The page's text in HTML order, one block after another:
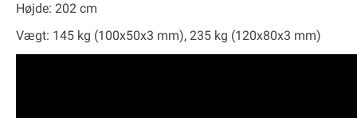
Højde: 202 cm
Vægt: 145 kg (100x50x3 mm), 235 kg (120x80x3 mm)